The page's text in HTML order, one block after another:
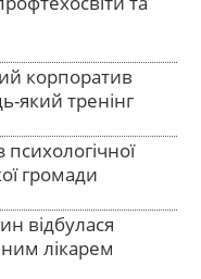
корпоратив
який тренінг
психологічної
громади
відбулася
лікарем